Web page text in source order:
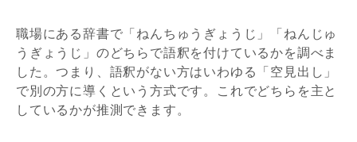
職場にある辞書で「ねんちゅうぎょうじ」「ねんじゅ
うぎょうじ」のどちらで語釈を付けているかを調べま
した。つまり、語釈がない方はいわゆる「空見出し」
で別の方に導くという方式です。これでどちらを主と
しているかが推測できます。